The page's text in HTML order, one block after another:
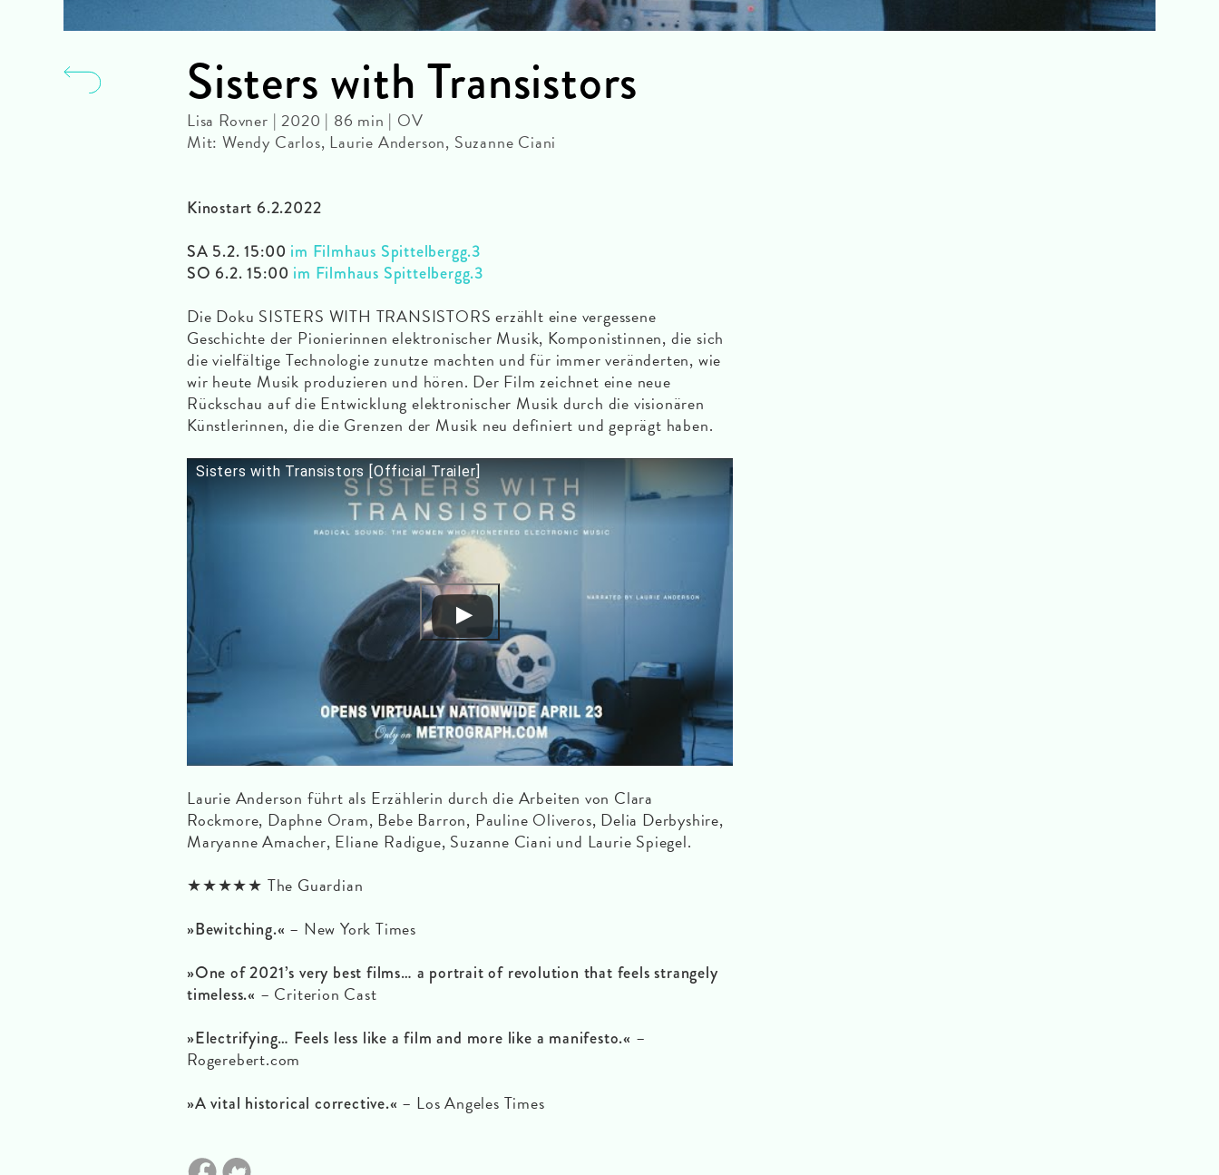
Sisters with Transistors
Lisa Rovner | 2020 | 86 min | OV
Mit: Wendy Carlos, Laurie Anderson, Suzanne Ciani
Kinostart 6.2.2022
SA 5.2. 15:00 im Filmhaus Spittelbergg.3
SO 6.2. 15:00 im Filmhaus Spittelbergg.3
Die Doku SISTERS WITH TRANSISTORS erzählt eine vergessene
Geschichte der Pionierinnen elektronischer Musik, Komponistinnen, die sich
die vielfältige Technologie zunutze machten und für immer veränderten, wie
wir heute Musik produzieren und hören. Der Film zeichnet eine neue
Rückschau auf die Entwicklung elektronischer Musik durch die visionären
Künstlerinnen, die die Grenzen der Musik neu definiert und geprägt haben.
Sisters with Transistors [Official Trailer]
Laurie Anderson führt als Erzählerin durch die Arbeiten von Clara
Rockmore, Daphne Oram, Bebe Barron, Pauline Oliveros, Delia Derbyshire,
Maryanne Amacher, Eliane Radigue, Suzanne Ciani und Laurie Spiegel.
★★★★★ The Guardian
»Bewitching.« – New York Times
»One of 2021’s very best films… a portrait of revolution that feels strangely
timeless.« – Criterion Cast
»Electrifying… Feels less like a film and more like a manifesto.« –
Rogerebert.com
»A vital historical corrective.« – Los Angeles Times